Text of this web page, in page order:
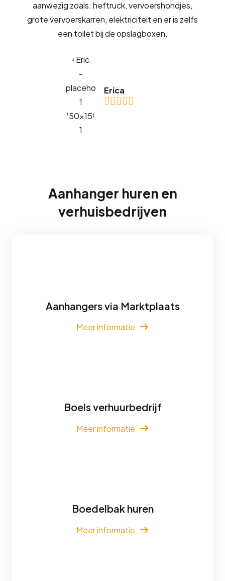
aanwezig zoals: heftruck, vervoershondjes,
grote vervoerskarren, elektriciteit en er is zelfs
een toilet bij de opslagboxen.
Erica
Aanhanger huren en
verhuisbedrijven
Aanhangers via Marktplaats
Meer informatie
Boels verhuurbedrijf
Meer informatie
Boedelbak huren
Meer informatie